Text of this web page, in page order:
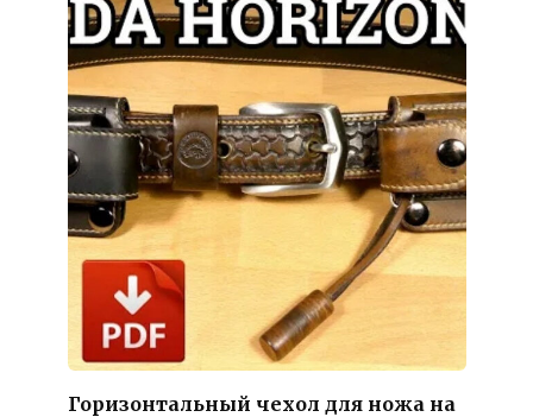
Горизонтальный чехол для ножа на